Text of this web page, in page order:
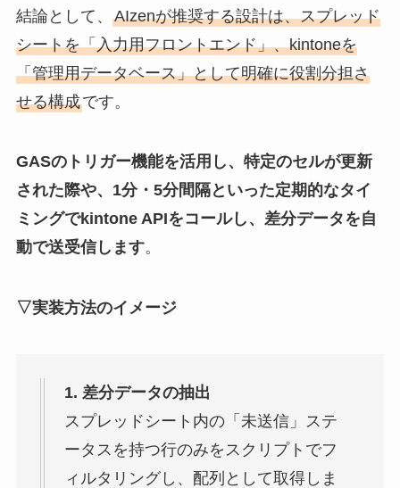
結論として、 AIzenが推奨する設計は、スプレッド
シートを「入力用フロントエンド」、kintoneを
「管理用データベース」として明確に役割分担さ
せる構成です。
GASのトリガー機能を活用し、特定のセルが更新
された際や、1分・5分間隔といった定期的なタイ
ミングでkintone APIをコールし、差分データを自
動で送受信します。
▽実装方法のイメージ
1. 差分データの抽出
スプレッドシート内の「未送信」ステ
ータスを持つ行のみをスクリプトでフ
ィルタリングし、配列として取得しま